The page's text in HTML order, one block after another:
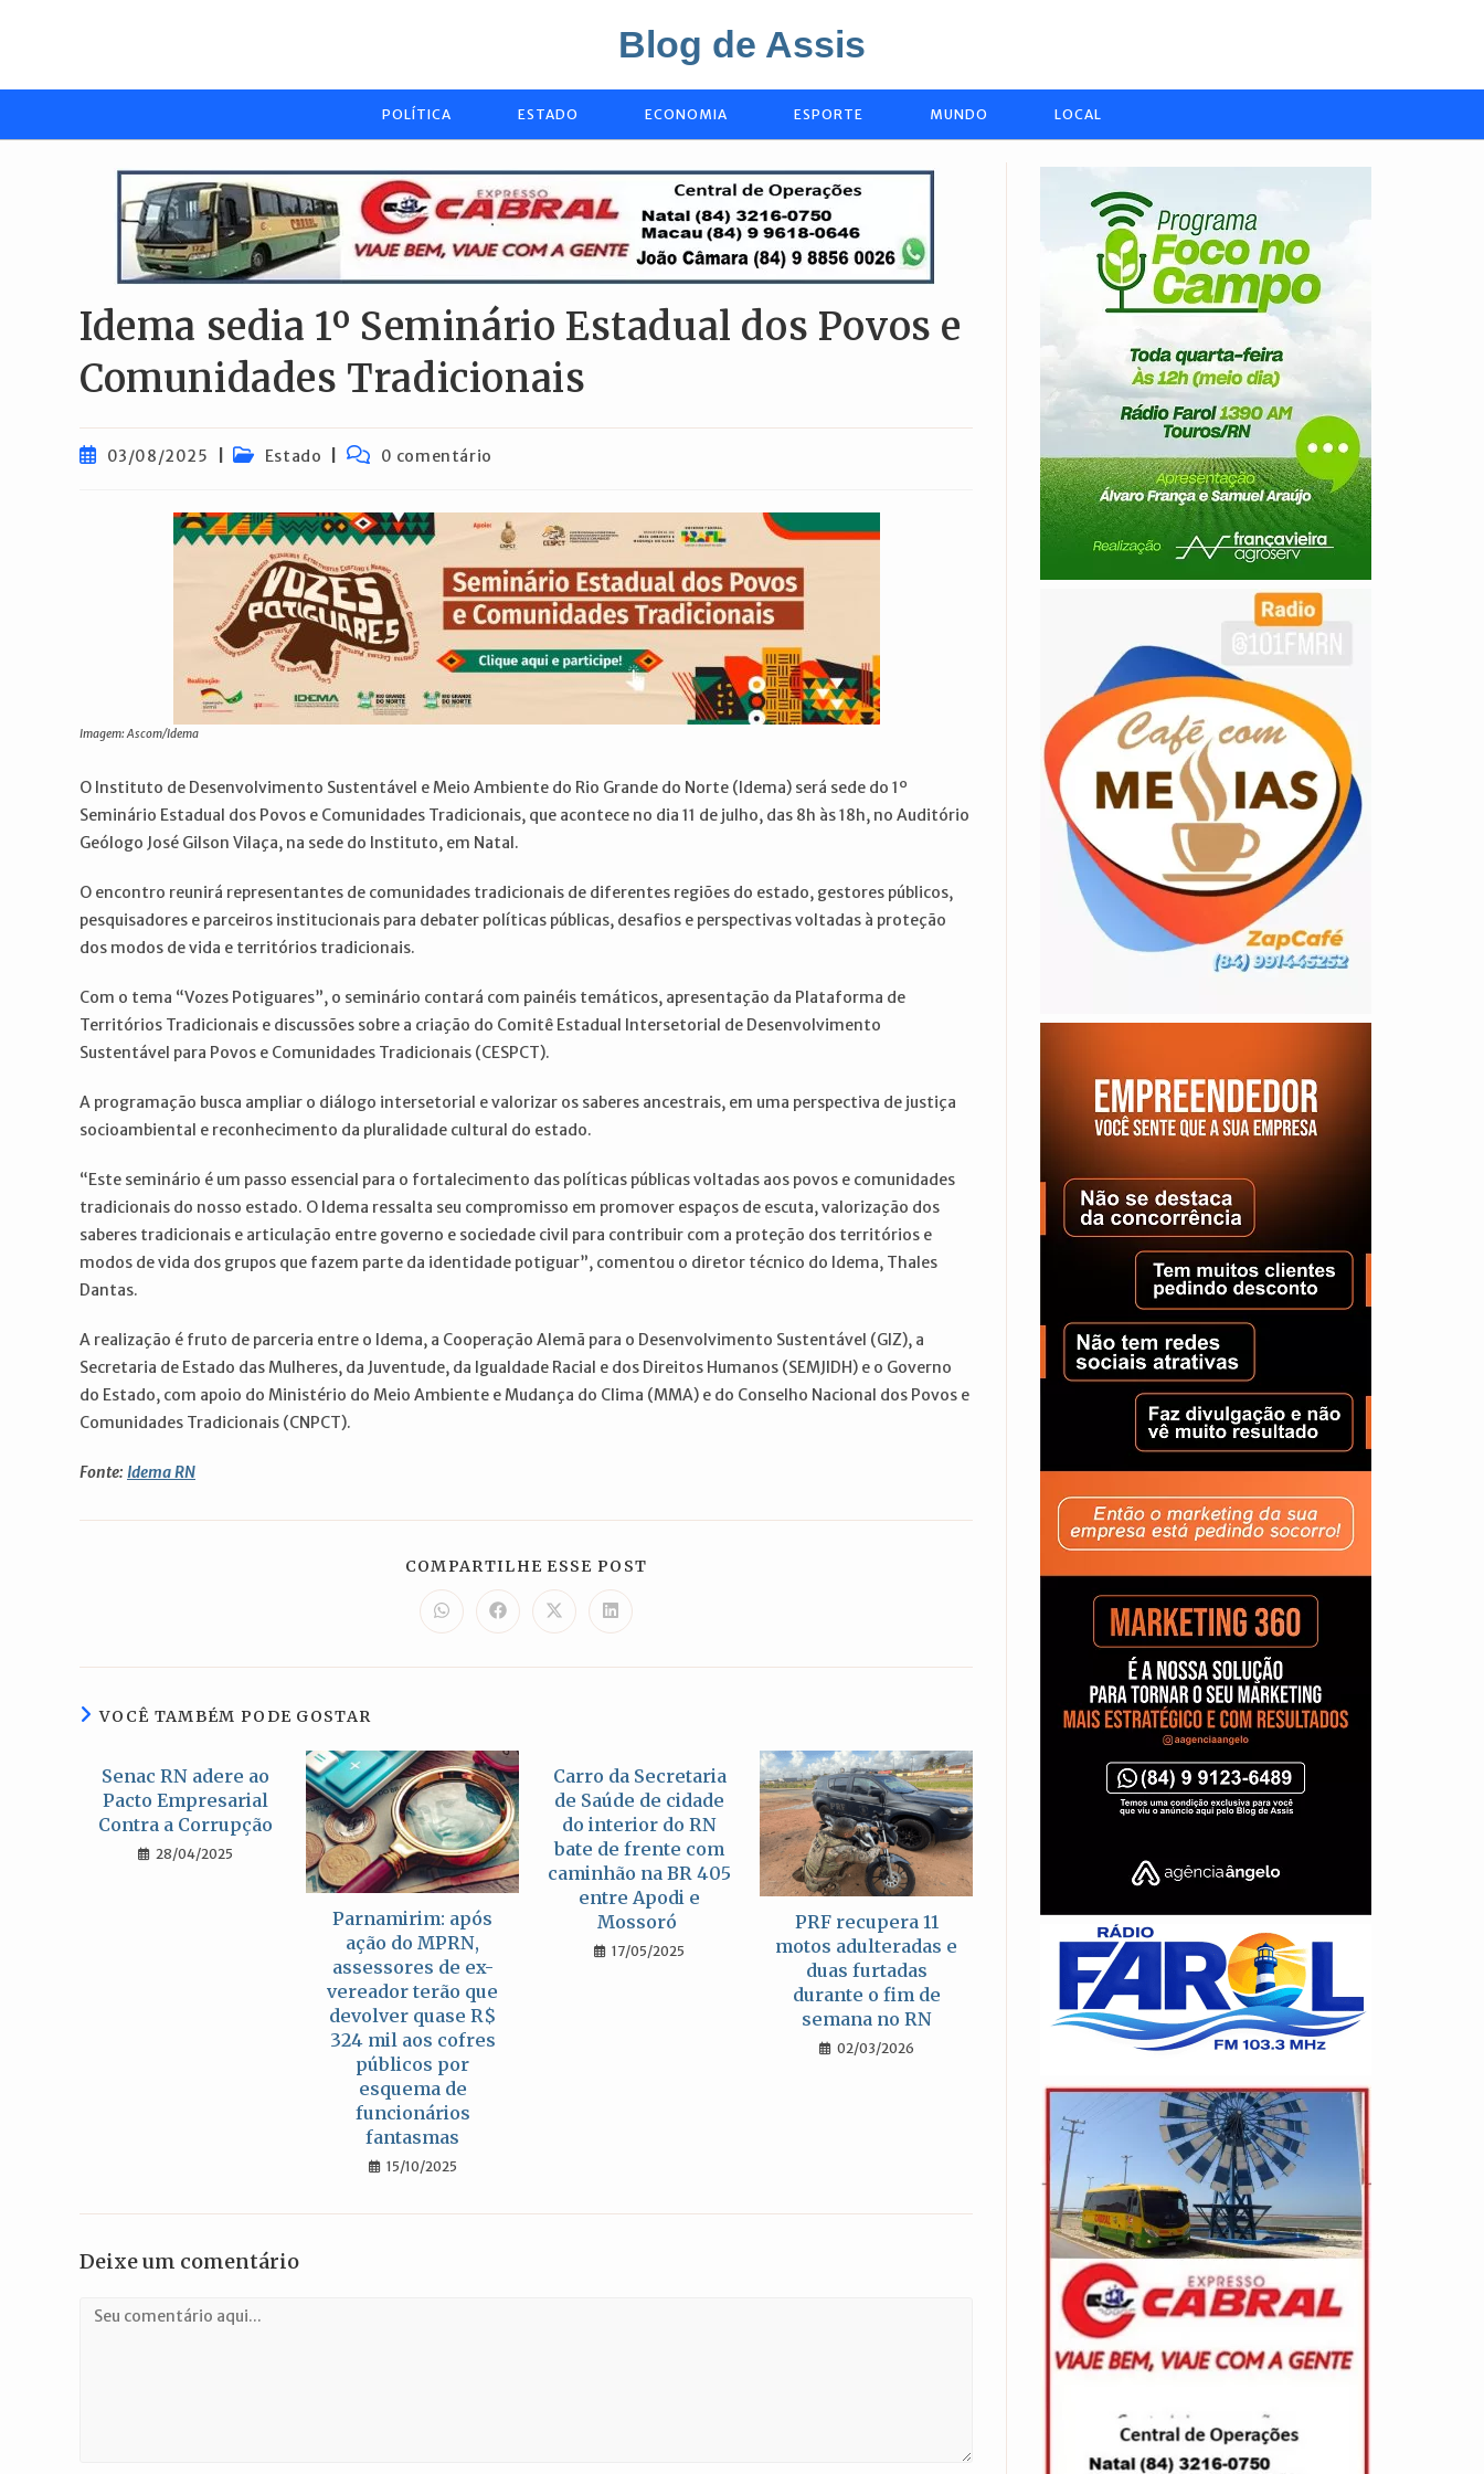
conteúdo
Blog de Assis
POLÍTICA ESTADO ECONOMIA ESPORTE MUNDO LOCAL
Idema sedia 1º Seminário Estadual dos Povos e
Comunidades Tradicionais
Post03/08/2025
Categoria
Estado
Comentários
0 comentário
Imagem: Ascom/Idema
O Instituto de Desenvolvimento Sustentável e Meio Ambiente do Rio Grande do Norte (Idema) será sede do 1º
Seminário Estadual dos Povos e Comunidades Tradicionais, que acontece no dia 11 de julho, das 8h às 18h, no Auditório
Geólogo José Gilson Vilaça, na sede do Instituto, em Natal.
O encontro reunirá representantes de comunidades tradicionais de diferentes regiões do estado, gestores públicos,
pesquisadores e parceiros institucionais para debater políticas públicas, desafios e perspectivas voltadas à proteção
dos modos de vida e territórios tradicionais.
Com o tema “Vozes Potiguares”, o seminário contará com painéis temáticos, apresentação da Plataforma de
Territórios Tradicionais e discussões sobre a criação do Comitê Estadual Intersetorial de Desenvolvimento
Sustentável para Povos e Comunidades Tradicionais (CESPCT).
A programação busca ampliar o diálogo intersetorial e valorizar os saberes ancestrais, em uma perspectiva de justiça
socioambiental e reconhecimento da pluralidade cultural do estado.
“Este seminário é um passo essencial para o fortalecimento das políticas públicas voltadas aos povos e comunidades
tradicionais do nosso estado. O Idema ressalta seu compromisso em promover espaços de escuta, valorização dos
saberes tradicionais e articulação entre governo e sociedade civil para contribuir com a proteção dos territórios e
modos de vida dos grupos que fazem parte da identidade potiguar”, comentou o diretor técnico do Idema, Thales
Dantas.
A realização é fruto de parceria entre o Idema, a Cooperação Alemã para o Desenvolvimento Sustentável (GIZ), a
Secretaria de Estado das Mulheres, da Juventude, da Igualdade Racial e dos Direitos Humanos (SEMJIDH) e o Governo
do Estado, com apoio do Ministério do Meio Ambiente e Mudança do Clima (MMA) e do Conselho Nacional dos Povos e
Comunidades Tradicionais (CNPCT).
Fonte: Idema RN
COMPARTILHE ESSE POST
Abre
em
nova
Abre
em
nova
Abre
em
nova
Abre
em
nova
VOCÊ TAMBÉM PODE GOSTAR
Senac RN adere ao
Pacto Empresarial
Contra a Corrupção
28/04/2025
Parnamirim: após
ação do MPRN,
assessores de ex-
vereador terão que
devolver quase R$
324 mil aos cofres
públicos por
esquema de
funcionários
fantasmas
15/10/2025
Carro da Secretaria
de Saúde de cidade
do interior do RN
bate de frente com
caminhão na BR 405
entre Apodi e
Mossoró
17/05/2025
PRF recupera 11
motos adulteradas e
duas furtadas
durante o fim de
semana no RN
02/03/2026
Deixe um comentário
Comentário